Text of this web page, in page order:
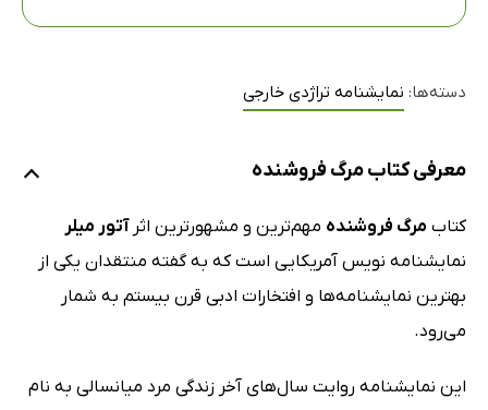
دسته‌ها: نمایشنامه تراژدی خارجی
معرفی کتاب مرگ فروشنده
کتاب مرگ فروشنده مهم‌ترین و مشهور‌ترین اثرآتور میلر
نمایشنامه نویس آمریکایی است که به گفته منتقدان یکی از
بهترین نمایشنامه‌ها و افتخارات ادبی قرن بیستم به شمار
می‌رود.
این نمایشنامه روایت سال‌های آخر زندگی مرد میانسالی به نام